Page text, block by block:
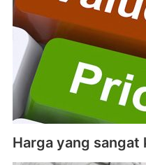
Harga yang